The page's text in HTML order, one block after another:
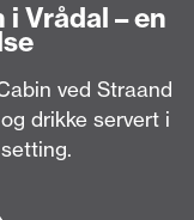
i Vrådal – en
ved Straand
drikke servert i